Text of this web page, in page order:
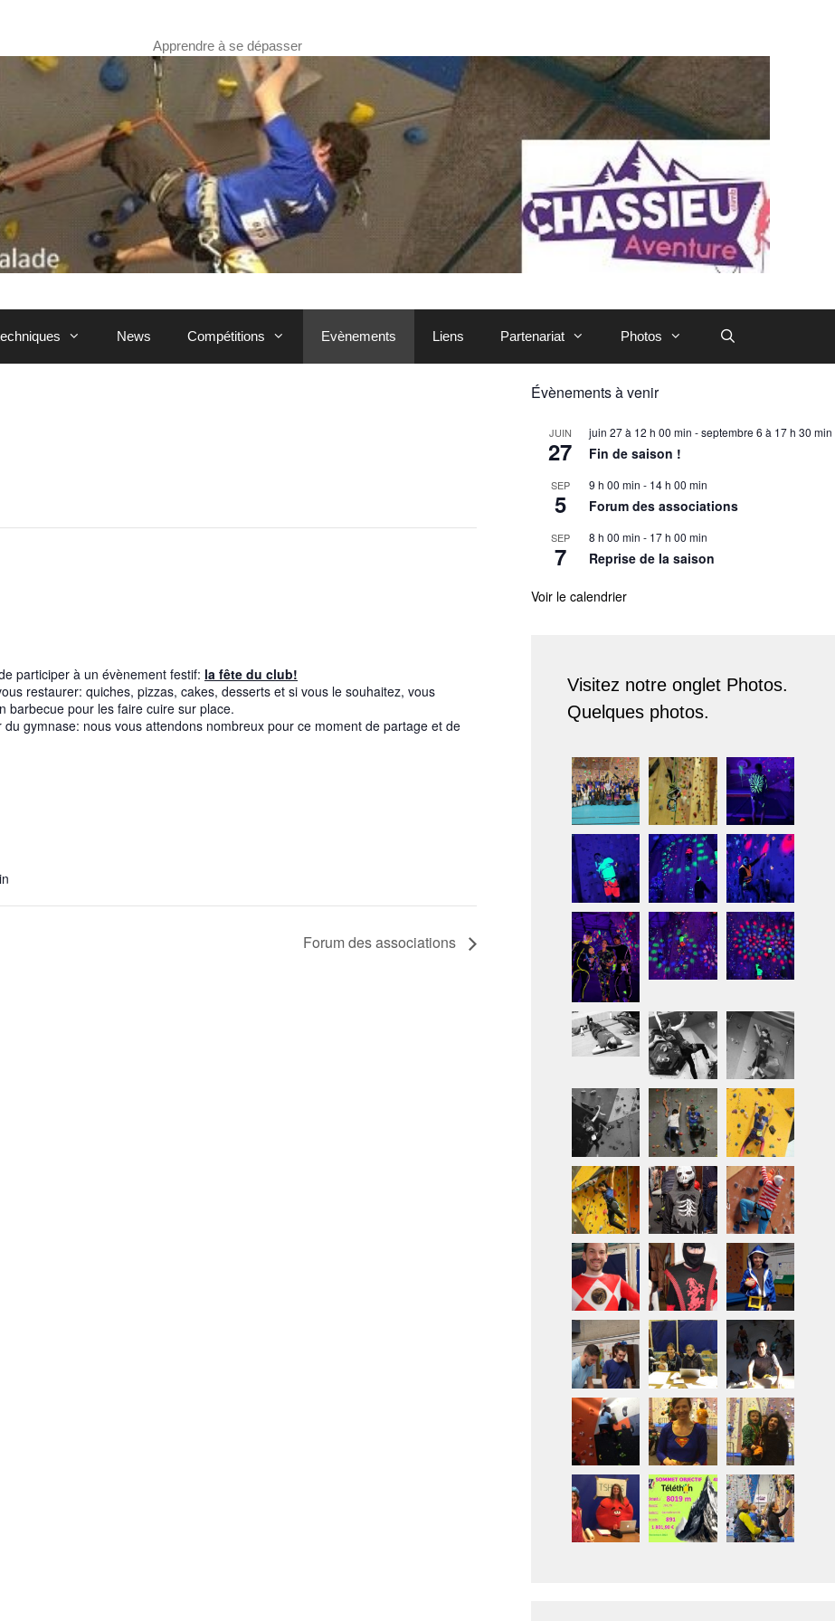
Apprendre à se dépasser
News Compétitions Evènements Liens Partenariat Photos
participer à un évènement festif: la fête du club!
restaurer: quiches, pizzas, cakes, desserts et si vous le souhaitez, vous
pour les faire cuire sur place.
gymnase: nous vous attendons nombreux pour ce moment de partage et de
Forum des associations
Évènements à venir
JUIN
27
juin 27 à 12 h 00 min -septembre 6 à 17 h 30 min
Fin de saison !
SEP
5
9 h 00 min - 14 h 00 min
Forum des associations
SEP
7
8 h 00 min - 17 h 00 min
Reprise de la saison
Voir le calendrier
Visitez notre onglet Photos.
Quelques photos.